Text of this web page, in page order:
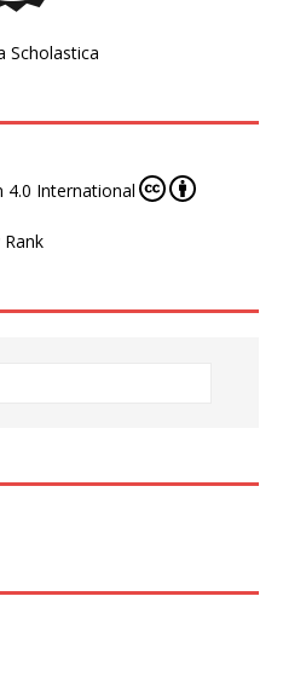
Scholastica
4.0 International